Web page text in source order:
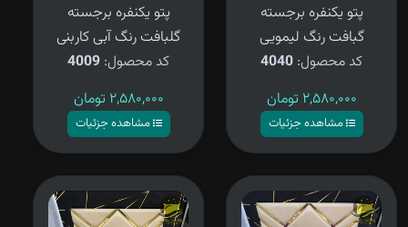
پتو یکنفره برجسته
گبافت رنگ لیمویی
کد محصول: 4040
۲,۵۸۰,۰۰۰ تومان
مشاهده جزئیات
پتو یکنفره برجسته
گلبافت رنگ آبی کاربنی
کد محصول: 4009
۲,۵۸۰,۰۰۰ تومان
مشاهده جزئیات